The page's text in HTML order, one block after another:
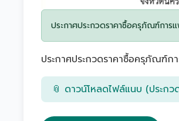
ประกาศประกวดราคาซื้อครุภัณฑ์การ
ประกาศประกวดราคาซื้อครุภัณฑ์ก
📎 ดาวน์โหลดไฟล์แนบ (ประก